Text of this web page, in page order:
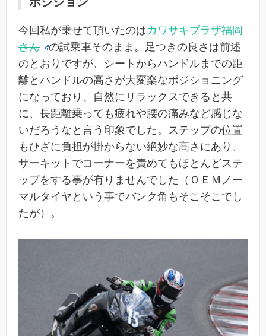
今回私が乗せて頂いたのはカワサキプラザ福岡
さん
の試乗車そのまま。足つきの良さは前述
のとおりですが、シートからハンドルまでの距
離とハンドルの高さが大変楽なポジショニング
になっており、自然にリラックスできると共
に、長距離乗っても疲れや腰の痛みなど感じな
いだろうなと言う印象でした。ステップの位置
もひざに負担が掛からない絶妙な高さにあり、
サーキットでコーナーを責めてもほとんどステ
ップをする事が有りませんでした（ＯＥＭノー
マルタイヤという事でバンク角もそこそこでし
たが）。